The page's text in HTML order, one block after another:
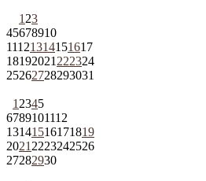
1 23
45678910
11121314151617
18192021 222324
25262728293031
1 2345
6789101112
13141516171819
2021 2223242526
27282930